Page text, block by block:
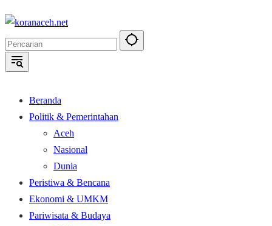
Langsung
konten
Beranda
Politik & Pemerintahan
Aceh
Nasional
Dunia
Peristiwa & Bencana
Ekonomi & UMKM
Pariwisata & Budaya